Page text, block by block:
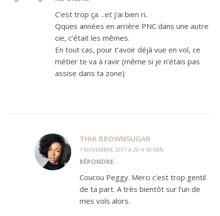
C’est trop ça. ..et j’ai bien ri..
Qques années en arrière PNC dans une autre
cie, c’était les mêmes.
En tout cas, pour t’avoir déjà vue en vol, ce
métier te va à ravir (même si je n’étais pas
assise dans ta zone)
THIA BROWNSUGAR
1 NOVEMBRE 2017 À 20 H 43 MIN
RÉPONDRE
Coucou Peggy. Merci c’est trop gentil
de ta part. A très bientôt sur l’un de
mes vols alors.